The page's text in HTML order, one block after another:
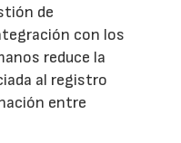
de
con los
reduce la
al registro
entre